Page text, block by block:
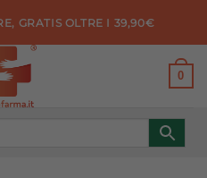
GRATIS OLTRE I 39,90€
0